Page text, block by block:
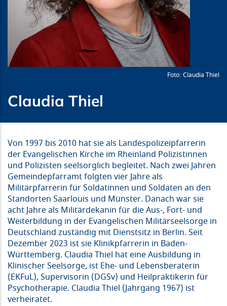
Claudia Thiel
Claudia Thiel
Von 1997 bis 2010 hat sie als Landespolizeipfarrerin
der Evangelischen Kirche im Rheinland Polizistinnen
und Polizisten seelsorglich begleitet. Nach zwei Jahren
Gemeindepfarramt folgten vier Jahre als
Militärpfarrerin für Soldatinnen und Soldaten an den
Standorten Saarlouis und Münster. Danach war sie
acht Jahre als Militärdekanin für die Aus-, Fort- und
Weiterbildung in der Evangelischen Militärseelsorge in
Deutschland zuständig mit Dienstsitz in Berlin. Seit
Dezember 2023 ist sie Klinikpfarrerin in Baden-
Württemberg. Claudia Thiel hat eine Ausbildung in
Klinischer Seelsorge, ist Ehe- und Lebensberaterin
(EKFuL), Supervisorin (DGSv) und Heilpraktikerin für
Psychotherapie. Claudia Thiel (Jahrgang 1967) ist
verheiratet.